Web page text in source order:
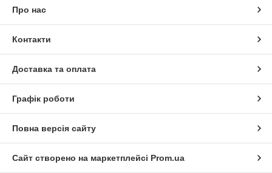
Про нас
Контакти
Доставка та оплата
Графік роботи
Повна версія сайту
Сайт створено на маркетплейсі Prom.ua